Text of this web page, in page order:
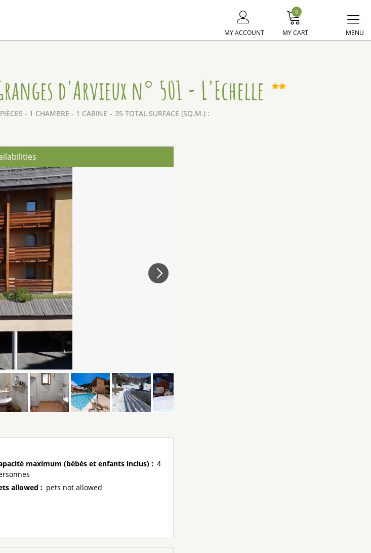
MY ACCOUNT MY CART
0
principal
d'Arvieux n° 501 - L'Echelle
- 1 CHAMBRE - 1 CABINE 35 TOTAL SURFACE (SQ.M.) :
maximum (bébés et enfants inclus) : 4
allowed : pets not allowed